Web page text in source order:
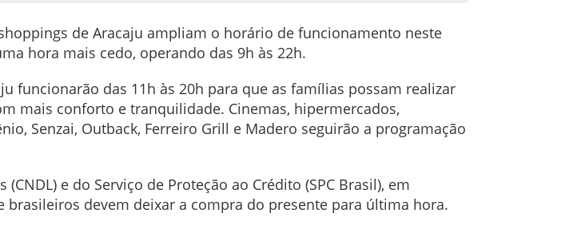
de Aracaju ampliam o horário de funcionamento neste
hora mais cedo, operando das 9h às 22h.
funcionarão das 11h às 20h para que as famílias possam realizar
mais conforto e tranquilidade. Cinemas, hipermercados,
Senzai, Outback, Ferreiro Grill e Madero seguirão a programação
e do Serviço de Proteção ao Crédito (SPC Brasil), em
devem deixar a compra do presente para última hora.